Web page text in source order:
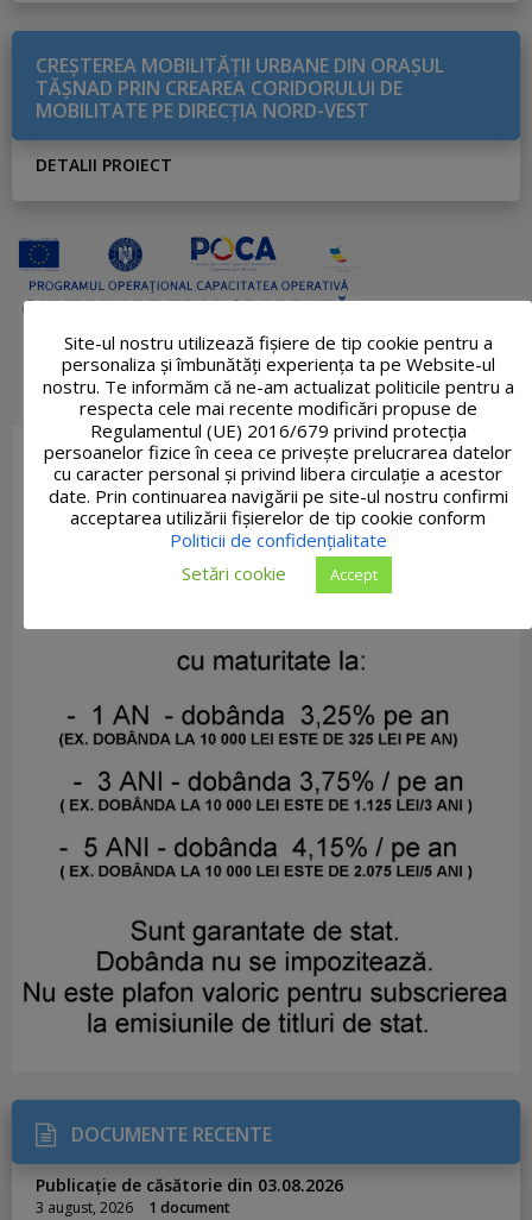
CREŞTEREA MOBILITĂŢII URBANE DIN ORAŞUL
TĂŞNAD PRIN CREAREA CORIDORULUI DE
MOBILITATE PE DIRECŢIA NORD-VEST
DETALII PROIECT
DOCUMENTE RECENTE
Publicație de căsătorie din 03.08.2026
3 august, 2026 1 document
Site-ul nostru utilizează fişiere de tip cookie pentru a
personaliza și îmbunătăți experiența ta pe Website-ul
nostru. Te informăm că ne-am actualizat politicile pentru a
respecta cele mai recente modificări propuse de
Regulamentul (UE) 2016/679 privind protecția
persoanelor fizice în ceea ce privește prelucrarea datelor
cu caracter personal și privind libera circulație a acestor
date. Prin continuarea navigării pe site-ul nostru confirmi
acceptarea utilizării fişierelor de tip cookie conform
Politicii de confidențialitate
Setări cookie
Accept